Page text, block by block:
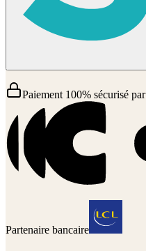
Paiement 100% sécurisé par
Partenaire bancaire